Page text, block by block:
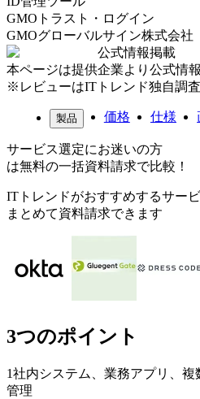
GMOトラスト・ログイン
GMOグローバルサイン株式会社
公式情報掲載
本ページは提供企業より公式情
※レビューはITトレンド独自調査
製品 価格 仕様
サービス選定にお迷いの方
は無料の一括資料請求で比較！
ITトレンドがおすすめするサー
まとめて資料請求できます
3つのポイント
1社内システム、業務アプリ、複
管理